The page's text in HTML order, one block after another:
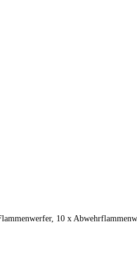
10 x